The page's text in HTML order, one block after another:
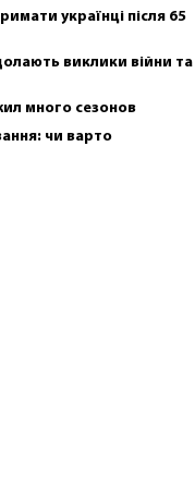
українці після 65
виклики війни та
много сезонов
чи варто